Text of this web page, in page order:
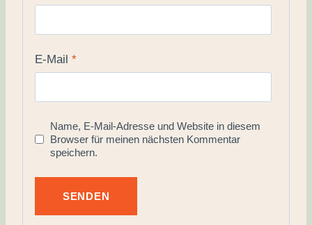
E-Mail *
Name, E-Mail-Adresse und Website in diesem
Browser für meinen nächsten Kommentar
speichern.